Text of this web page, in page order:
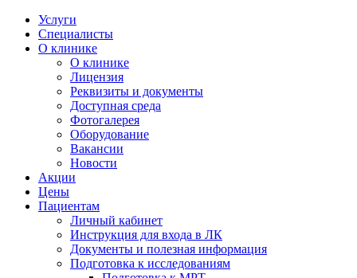
Услуги
Специалисты
О клинике
О клинике
Лицензия
Реквизиты и документы
Доступная среда
Фотогалерея
Оборудование
Вакансии
Новости
Акции
Цены
Пациентам
Личный кабинет
Инструкция для входа в ЛК
Документы и полезная информация
Подготовка к исследованиям